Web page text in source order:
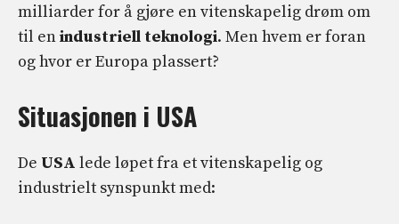
milliarder for å gjøre en vitenskapelig drøm om
til enindustriell teknologi. Men hvem er foran
og hvor er Europa plassert?
Situasjonen i USA
De USA lede løpet fra et vitenskapelig og
industrielt synspunkt med: